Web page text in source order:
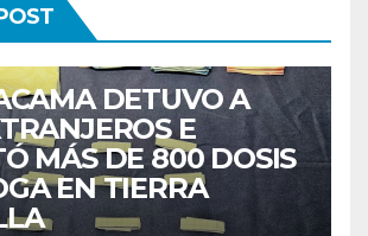
DETUVO A
E
MÁS DE 800 DOSIS
EN TIERRA